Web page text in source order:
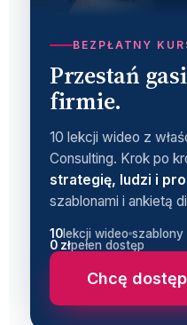
BEZPŁATNY
Przestań
firmie.
10 lekcji wideo z
Consulting. Krok po
strategię, ludzi i
szablonami i ankietą
10lekcji wideo szablony
0 złpełen dostęp
Chcę